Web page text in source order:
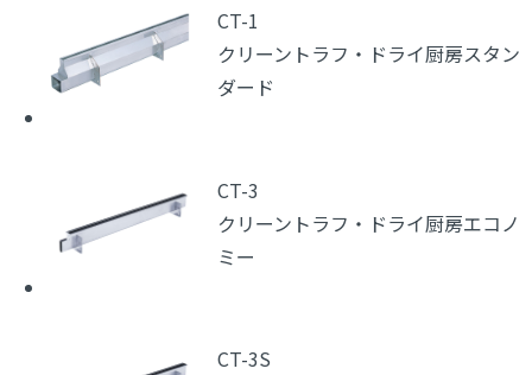
CT-1
クリーントラフ・ドライ厨房スタン
ダード
CT-3
クリーントラフ・ドライ厨房エコノ
ミー
CT-3S